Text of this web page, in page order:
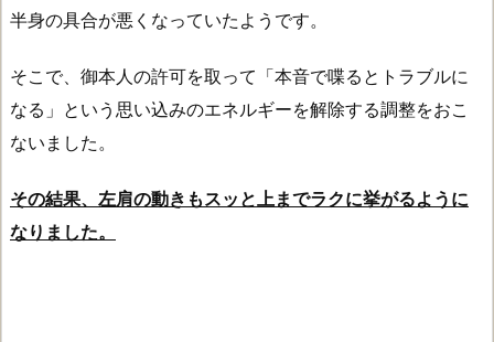
半身の具合が悪くなっていたようです。
そこで、御本人の許可を取って「本音で喋るとトラブルに
なる」という思い込みのエネルギーを解除する調整をおこ
ないました。
その結果、左肩の動きもスッと上までラクに挙がるように
なりました。